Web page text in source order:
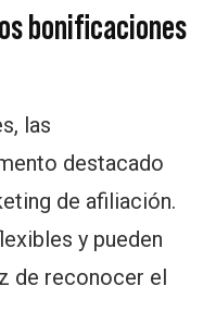
bonificaciones
las
destacado
de afiliación.
y pueden
de reconocer el